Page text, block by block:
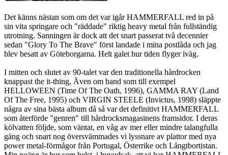
Det känns nästan som om det var igår HAMMERFALL red in på
sin vita springare och "räddade" riktig heavy metal från fullständig
utrotning. Sanningen är dock att det snart passerat två decennier
sedan "Glory To The Brave" först landade i mina postlåda och jag
blev besatt av Göteborgarna. Helt galet hur tiden flyger iväg.
I mitten och slutet av 90-talet var den traditionella hårdrocken
knappast the it-thing, Även om band som till exempel
HELLOWEEN (Time Of The Oath, 1996), GAMMA RAY (Land
Of The Free, 1995) och VIRGIN STEELE (Invictus, 1998) släppte
några av sina bästa album då så var det definitivt HAMMERFALL
som återförde "genren" till hårdrocksmagasinens framsidor. I deras
kölvatten följde, som väntat, en våg av mer eller mindre talangfulla
gäng och snart nog översvämmades vi lyssnare av plattor med nya
power metal-förmågor från Portugal, Österrike och Långtbortistan.